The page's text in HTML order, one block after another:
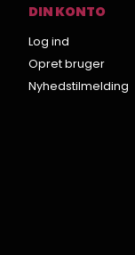
DIN KONTO
Log ind
Opret bruger
Nyhedstilmelding